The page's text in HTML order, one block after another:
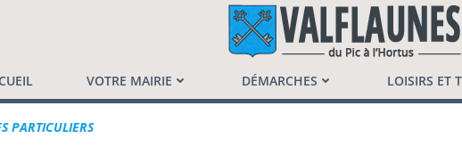
Valflaunès
VOTRE MAIRIE DÉMARCHES LOISIRS ET
PARTICULIERS